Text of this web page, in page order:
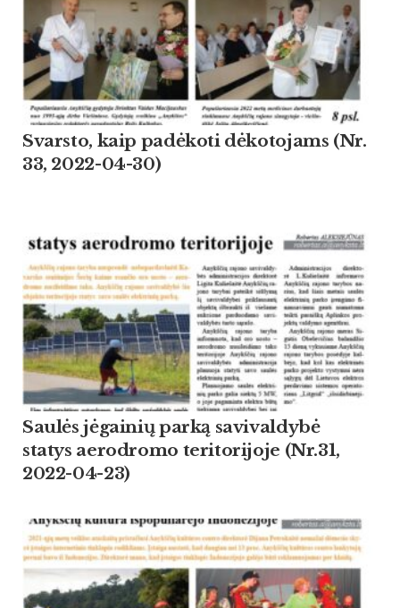
Svarsto, kaip padėkoti dėkotojams (Nr.
33, 2022-04-30)
Saulės jėgainių parką savivaldybė
statys aerodromo teritorijoje (Nr.31,
2022-04-23)